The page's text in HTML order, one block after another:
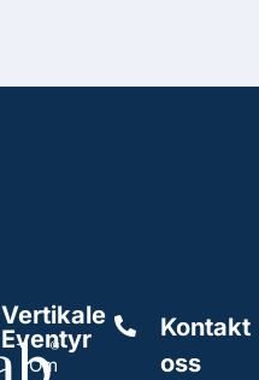
Vertikale
Eventyr
Om
Kontakt
oss